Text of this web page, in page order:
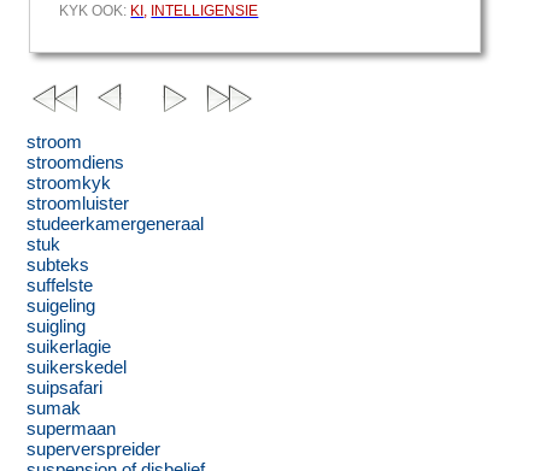
KYK OOK: KI INTELLIGENSIE
stroom
stroomdiens
stroomkyk
stroomluister
studeerkamergeneraal
stuk
subteks
suffelste
suigeling
suigling
suikerlagie
suikerskedel
suipsafari
sumak
supermaan
superverspreider